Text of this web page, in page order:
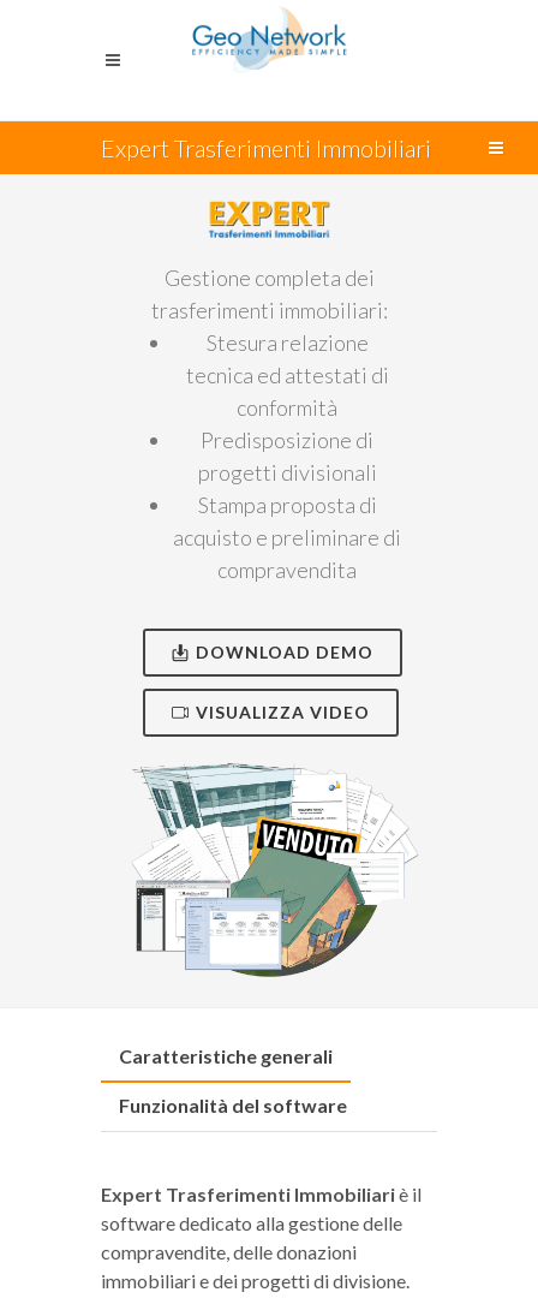
Expert Trasferimenti Immobiliari
Gestione completa dei
trasferimenti immobiliari:
Stesura relazione
tecnica ed attestati di
conformità
Predisposizione di
progetti divisionali
Stampa proposta di
acquisto e preliminare di
compravendita
DOWNLOAD DEMO
VISUALIZZA VIDEO
Caratteristiche generali
Funzionalità del software
Expert Trasferimenti Immobiliariè il
software dedicato alla gestione delle
compravendite, delle donazioni
immobiliari e dei progetti di divisione.